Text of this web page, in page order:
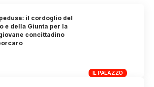
IL PALAZZO
il cordoglio del
e della Giunta per la
concittadino